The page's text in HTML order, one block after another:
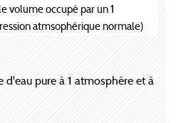
volume occupé par un 1
atmsophérique normale)
d'eau pure à 1 atmosphère et à